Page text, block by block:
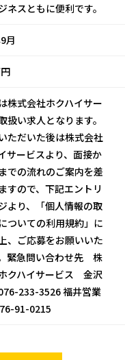
ネスともに便利です。
月
株式会社ホクハイサー
扱い求人となります。
ただいた後は株式会社
サービスより、面接か
での流れのご案内を差
すので、下記エントリ
より、「個人情報の取
ついての利用規約」に
、ご応募をお願いいた
緊急問い合わせ先 株
クハイサービス 金沢
233-3526 福井営業
91-0215